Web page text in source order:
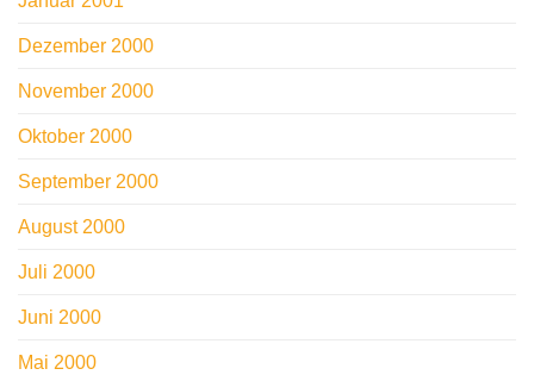
Dezember 2000
November 2000
Oktober 2000
September 2000
August 2000
Juli 2000
Juni 2000
Mai 2000